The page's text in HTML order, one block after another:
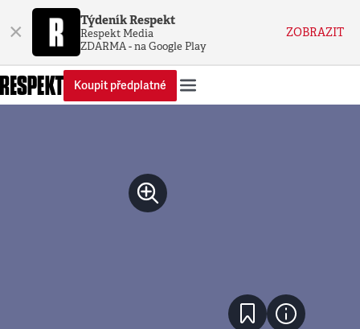
× Týdeník Respekt
Respekt Media
ZDARMA - na Google Play
ZOBRAZIT
Koupit předplatné